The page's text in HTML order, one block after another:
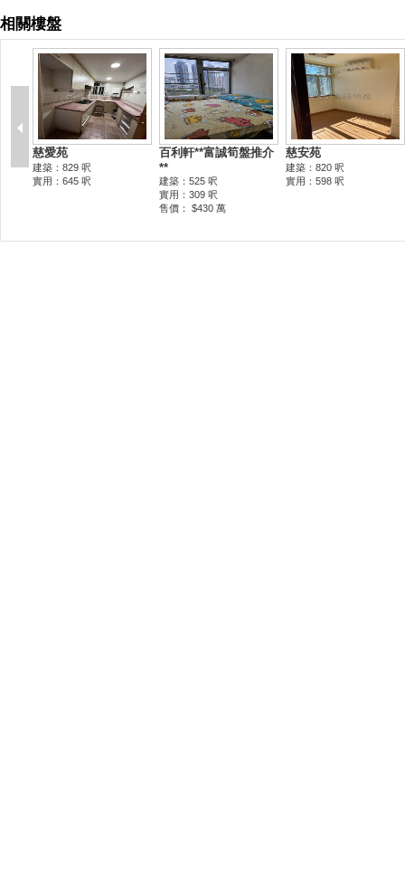
相關樓盤
慈愛苑
建築：829 呎
實用：645 呎
百利軒**富誠筍盤推介
**
建築：525 呎
實用：309 呎
售價： $430 萬
慈安苑
建築：820 呎
實用：598 呎